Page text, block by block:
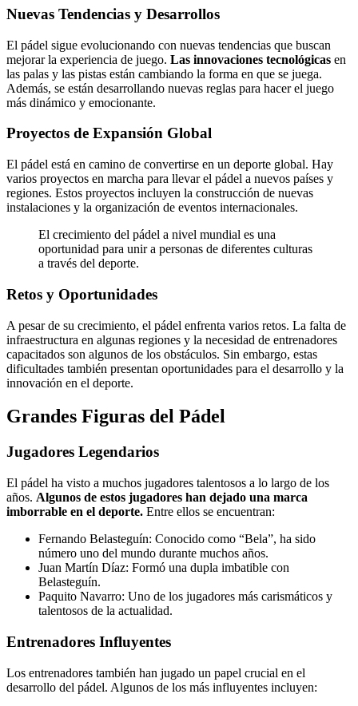
Nuevas Tendencias y Desarrollos
El pádel sigue evolucionando con nuevas tendencias que buscan
mejorar la experiencia de juego. Las innovaciones tecnológicas en
las palas y las pistas están cambiando la forma en que se juega.
Además, se están desarrollando nuevas reglas para hacer el juego
más dinámico y emocionante.
Proyectos de Expansión Global
El pádel está en camino de convertirse en un deporte global. Hay
varios proyectos en marcha para llevar el pádel a nuevos países y
regiones. Estos proyectos incluyen la construcción de nuevas
instalaciones y la organización de eventos internacionales.
El crecimiento del pádel a nivel mundial es una
oportunidad para unir a personas de diferentes culturas
a través del deporte.
Retos y Oportunidades
A pesar de su crecimiento, el pádel enfrenta varios retos. La falta de
infraestructura en algunas regiones y la necesidad de entrenadores
capacitados son algunos de los obstáculos. Sin embargo, estas
dificultades también presentan oportunidades para el desarrollo y la
innovación en el deporte.
Grandes Figuras del Pádel
Jugadores Legendarios
El pádel ha visto a muchos jugadores talentosos a lo largo de los
años. Algunos de estos jugadores han dejado una marca
imborrable en el deporte. Entre ellos se encuentran:
Fernando Belasteguín: Conocido como “Bela”, ha sido
número uno del mundo durante muchos años.
Juan Martín Díaz: Formó una dupla imbatible con
Belasteguín.
Paquito Navarro: Uno de los jugadores más carismáticos y
talentosos de la actualidad.
Entrenadores Influyentes
Los entrenadores también han jugado un papel crucial en el
desarrollo del pádel. Algunos de los más influyentes incluyen: